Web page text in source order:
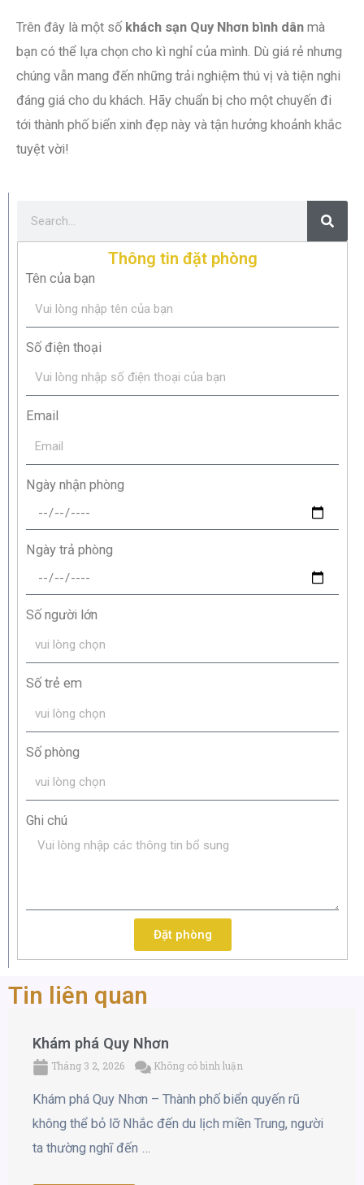
Trên đây là một số khách sạn Quy Nhơn bình dân mà
bạn có thể lựa chọn cho kì nghỉ của mình. Dù giá rẻ nhưng
chúng vẫn mang đến những trải nghiệm thú vị và tiện nghi
đáng giá cho du khách. Hãy chuẩn bị cho một chuyến đi
tới thành phố biển xinh đẹp này và tận hưởng khoảnh khắc
tuyệt vời!
Thông tin đặt phòng
Tên của bạn
Số điện thoại
Email
Ngày nhận phòng
Ngày trả phòng
Số người lớn
Số trẻ em
Số phòng
Ghi chú
Đặt phòng
Tin liên quan
Khám phá Quy Nhơn
Tháng 3 2, 2026 Không có bình luận
Khám phá Quy Nhơn – Thành phố biển quyến rũ
không thể bỏ lỡ Nhắc đến du lịch miền Trung, người
ta thường nghĩ đến …